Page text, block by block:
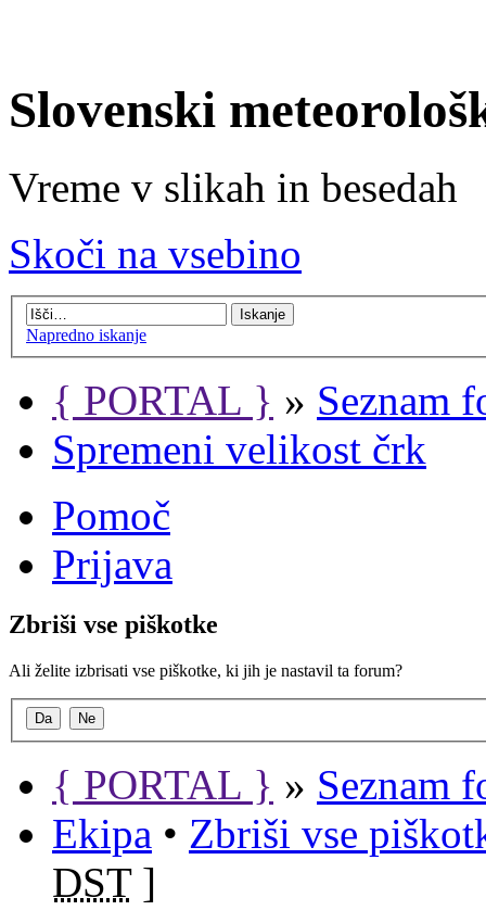
Slovenski
Vreme v slikah in besedah
Skoči na vsebino
Napredno iskanje
{ PORTAL } » Seznam
Spremeni velikost črk
Pomoč
Prijava
Zbriši vse piškotke
Ali želite izbrisati vse piškotke, ki jih je nastavil ta forum?
{ PORTAL } » Seznam
Ekipa • Zbriši vse
DST]